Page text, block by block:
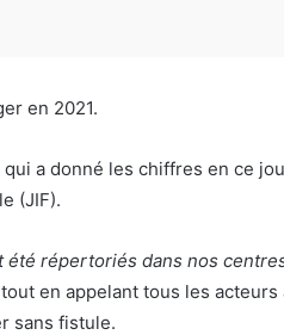
en 2021.
a donné les chiffres en ce
(JIF).
été répertoriés dans nos
en appelant tous les acteurs
sans fistule.